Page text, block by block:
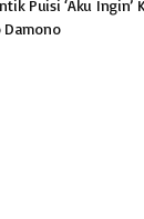
Puisi ‘Aku Ingin’
Damono